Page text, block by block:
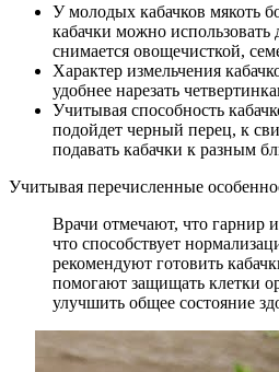
У молодых кабачков мякоть
кабачки можно
снимается овощечисткой,
Характер измельчения
удобнее нарезать
Учитывая способность
подойдет черный перец, к
подавать кабачки к разным
Учитывая перечисленные
Врачи отмечают, что гарнир
что способствует
рекомендуют готовить
помогают защищать клетки
улучшить общее состояние